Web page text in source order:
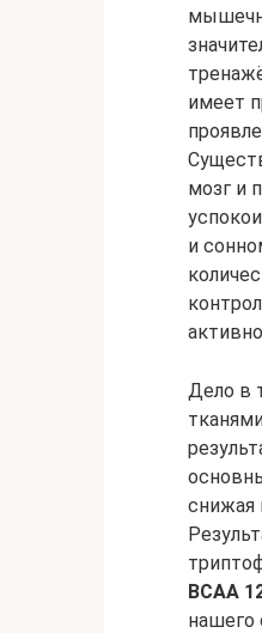
имеет
мозг и
и
Дело в
снижая
BCAA
нашего